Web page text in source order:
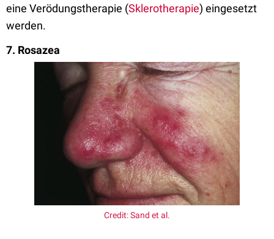
eine Verödungstherapie (Sklerotherapie) eingesetzt
werden.
7. Rosazea
Credit: Sand et al.